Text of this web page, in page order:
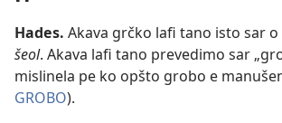
Hades. Akava grčko lafi tano isto sar
šeol. Akava lafi tano prevedimo sar
mislinela pe ko opšto grobo e
GROBO).